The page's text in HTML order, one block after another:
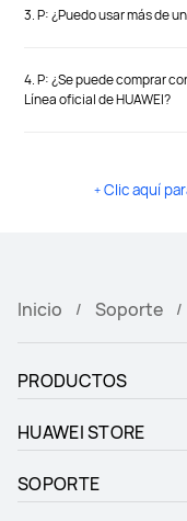
3. P: ¿Puedo usar más de
4. P: ¿Se puede comprar
Línea oficial de HUAWEI?
Clic aquí
Inicio Soporte
PRODUCTOS
HUAWEI STORE
SOPORTE